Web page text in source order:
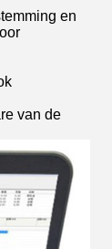
en
van de